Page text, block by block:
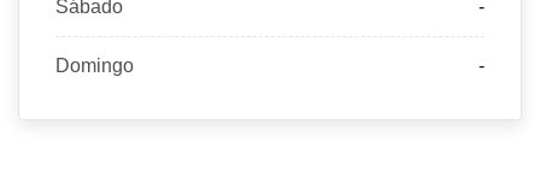
Sábado -
Domingo -